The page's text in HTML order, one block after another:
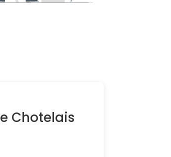
Chotelais